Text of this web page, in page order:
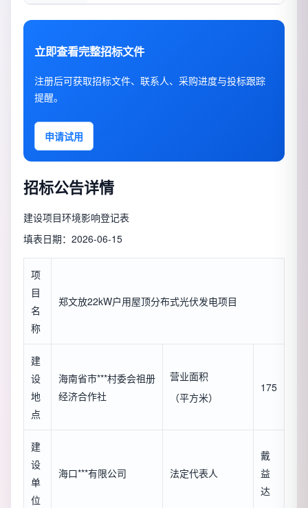
立即查看完整招标文件
注册后可获取招标文件、联系人、采购进度与投标跟踪
提醒。
申请试用
招标公告详情
建设项目环境影响登记表
填表日期：2026-06-15
项
目
名
称
郑文放22kW户用屋顶分布式光伏发电项目
建
设
地
点
海南省市***村委会祖册
经济合作社
营业面积
（平方米）
175
建
设
单
位
海口***有限公司 法定代表人
戴
益
达